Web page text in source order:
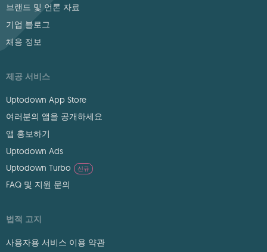
브랜드 및 언론 자료
기업 블로그
채용 정보
제공 서비스
Uptodown App Store
여러분의 앱을 공개하세요
앱 홍보하기
Uptodown Ads
Uptodown Turbo
신규
FAQ 및 지원 문의
법적 고지
사용자용 서비스 이용 약관